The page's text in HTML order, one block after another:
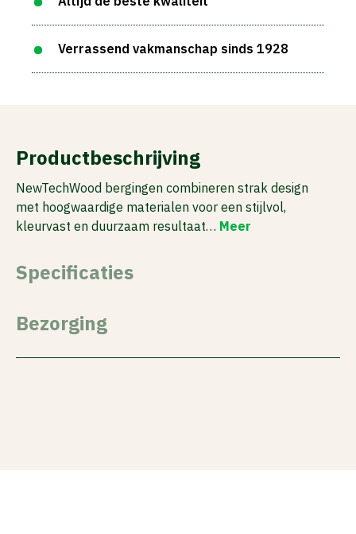
Verrassend vakmanschap sinds 1928
Productbeschrijving
NewTechWood bergingen combineren strak design
met hoogwaardige materialen voor een stijlvol,
kleurvast en duurzaam resultaat… Meer
Specificaties
Bezorging